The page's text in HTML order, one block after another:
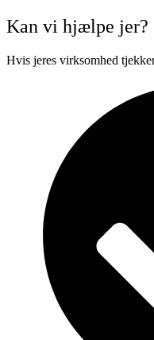
Kan vi hjælpe jer?
Hvis jeres virksomhed